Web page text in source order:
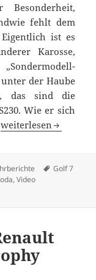
fehlt dem
Eigentlich ist es
Karosse,
der Haube
das sind die
Wie er sich
Test Skoda Octavia
weiterlesen
Golf 7
,Video